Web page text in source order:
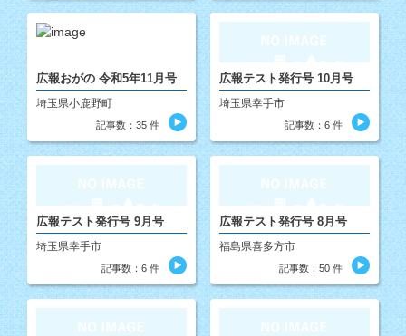
広報おがの 令和5年11月号
埼玉県小鹿野町
記事数：35 件
広報テスト発行号 10月号
埼玉県幸手市
記事数：6 件
広報テスト発行号 9月号
埼玉県幸手市
記事数：6 件
広報テスト発行号 8月号
福島県喜多方市
記事数：50 件